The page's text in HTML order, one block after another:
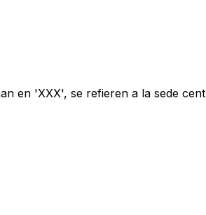
en 'XXX', se refieren a la sede